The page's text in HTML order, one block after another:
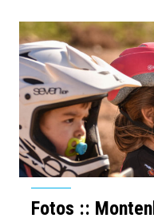
2018 podamos […]
Fotos ::